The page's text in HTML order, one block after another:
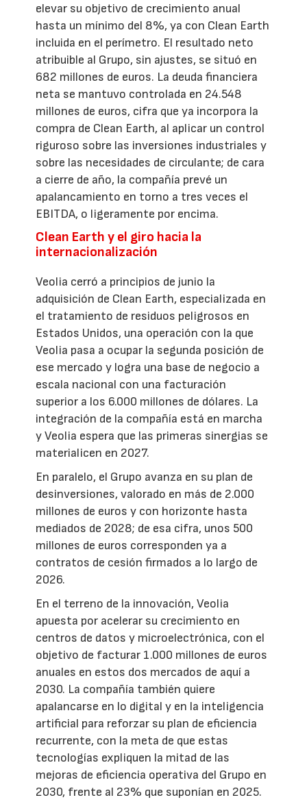
elevar su objetivo de crecimiento anual
hasta un mínimo del 8%, ya con Clean Earth
incluida en el perímetro. El resultado neto
atribuible al Grupo, sin ajustes, se situó en
682 millones de euros. La deuda financiera
neta se mantuvo controlada en 24.548
millones de euros, cifra que ya incorpora la
compra de Clean Earth, al aplicar un control
riguroso sobre las inversiones industriales y
sobre las necesidades de circulante; de cara
a cierre de año, la compañía prevé un
apalancamiento en torno a tres veces el
EBITDA, o ligeramente por encima.
Clean Earth y el giro hacia la
internacionalización
Veolia cerró a principios de junio la
adquisición de Clean Earth, especializada en
el tratamiento de residuos peligrosos en
Estados Unidos, una operación con la que
Veolia pasa a ocupar la segunda posición de
ese mercado y logra una base de negocio a
escala nacional con una facturación
superior a los 6.000 millones de dólares. La
integración de la compañía está en marcha
y Veolia espera que las primeras sinergias se
materialicen en 2027.
En paralelo, el Grupo avanza en su plan de
desinversiones, valorado en más de 2.000
millones de euros y con horizonte hasta
mediados de 2028; de esa cifra, unos 500
millones de euros corresponden ya a
contratos de cesión firmados a lo largo de
2026.
En el terreno de la innovación, Veolia
apuesta por acelerar su crecimiento en
centros de datos y microelectrónica, con el
objetivo de facturar 1.000 millones de euros
anuales en estos dos mercados de aquí a
2030. La compañía también quiere
apalancarse en lo digital y en la inteligencia
artificial para reforzar su plan de eficiencia
recurrente, con la meta de que estas
tecnologías expliquen la mitad de las
mejoras de eficiencia operativa del Grupo en
2030, frente al 23% que suponían en 2025.